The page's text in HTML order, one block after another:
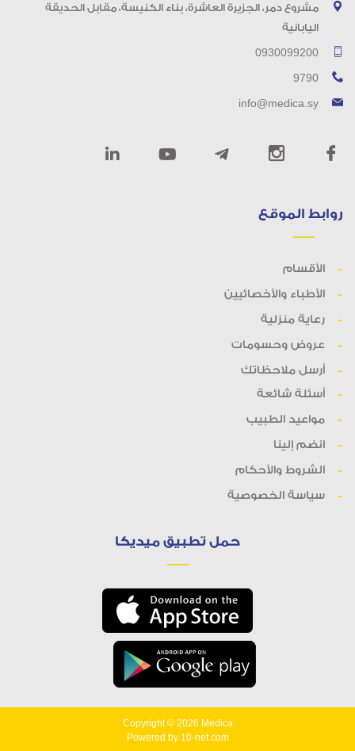
مشروع دمر، الجزيرة العاشرة، بناء الكنيسة، مقابل الحديقة
اليابانية
0930099200
9790
info@medica.sy
روابط الموقع
الأقسام
الأطباء والأخصائيين
رعاية منزلية
عروض وحسومات
أرسل ملاحظاتك
أسئلة شائعة
مواعيد الطبيب
انضم إلينا
الشروط والأحكام
سياسة الخصوصية
حمل تطبيق ميديكا
Copyright © 2026 Medica
Powered by 10-net.com